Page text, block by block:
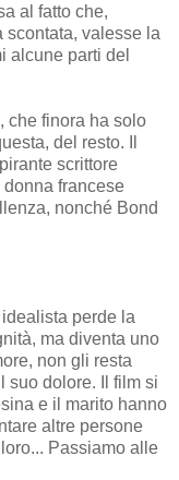
al fatto che,
scontata, valesse la
alcune parti del
che finora ha solo
del resto. Il
scrittore
francese
nonché Bond
perde la
ma diventa uno
non gli resta
suo dolore. Il film si
e il marito hanno
altre persone
Passiamo alle